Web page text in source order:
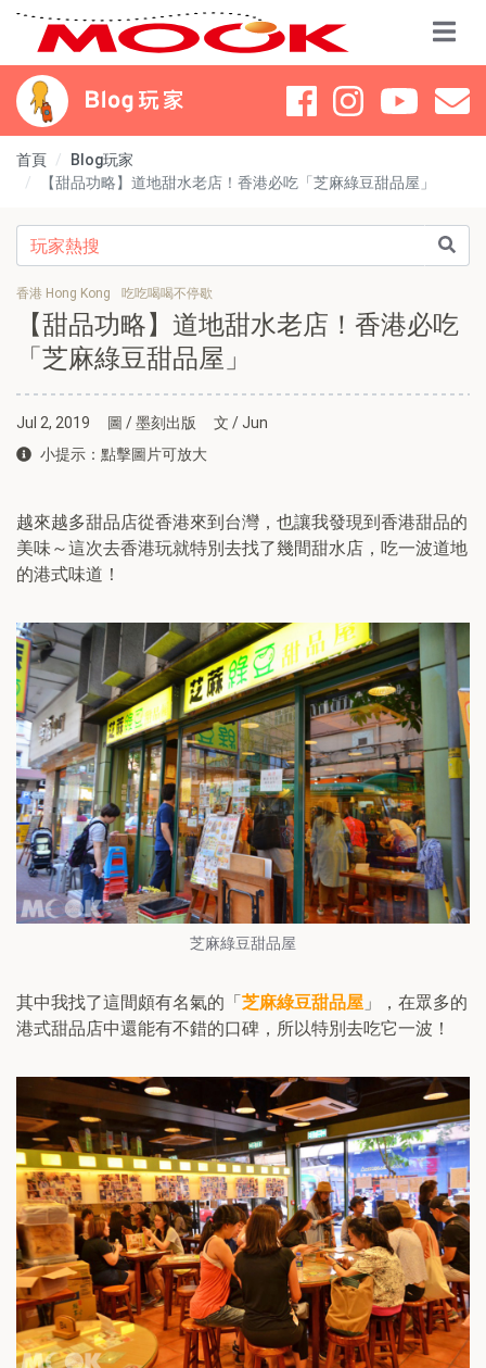
首頁
Blog玩家
【甜品功略】道地甜水老店！香港必吃「芝麻綠豆甜品屋」
香港 Hong Kong 吃吃喝喝不停歇
【甜品功略】道地甜水老店！香港必吃
「芝麻綠豆甜品屋」
Jul 2, 2019 圖 / 墨刻出版
文 / Jun
小提示：點擊圖片可放大
越來越多甜品店從香港來到台灣，也讓我發現到香港甜品的
美味～這次去香港玩就特別去找了幾間甜水店，吃一波道地
的港式味道！
芝麻綠豆甜品屋
其中我找了這間頗有名氣的「芝麻綠豆甜品屋 」，在眾多的
港式甜品店中還能有不錯的口碑，所以特別去吃它一波！